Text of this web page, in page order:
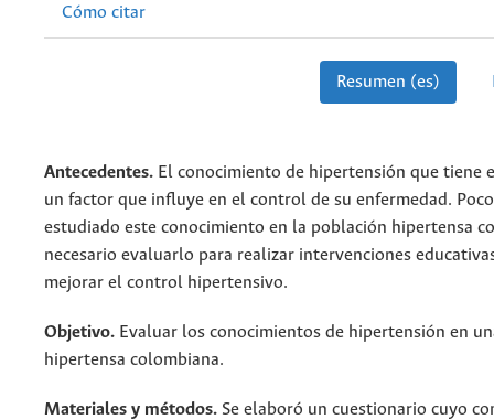
Cómo citar
Resumen (es)
Antecedentes. El conocimiento de hipertensión que tiene
un factor que influye en el control de su enfermedad.
estudiado este conocimiento en la población hipertensa
necesario evaluarlo para realizar intervenciones
mejorar el control hipertensivo.
Objetivo. Evaluar los conocimientos de hipertensión en
hipertensa colombiana.
Materiales y métodos. Se elaboró un cuestionario cuyo